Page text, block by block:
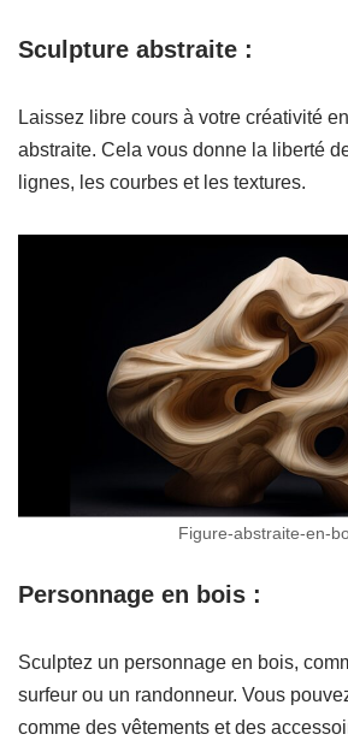
Sculpture abstraite :
Laissez libre cours à votre créativité
abstraite. Cela vous donne la liberté
lignes, les courbes et les textures.
Figure-abstraite-en-
Personnage en bois :
Sculptez un personnage en bois,
surfeur ou un randonneur. Vous
comme des vêtements et des